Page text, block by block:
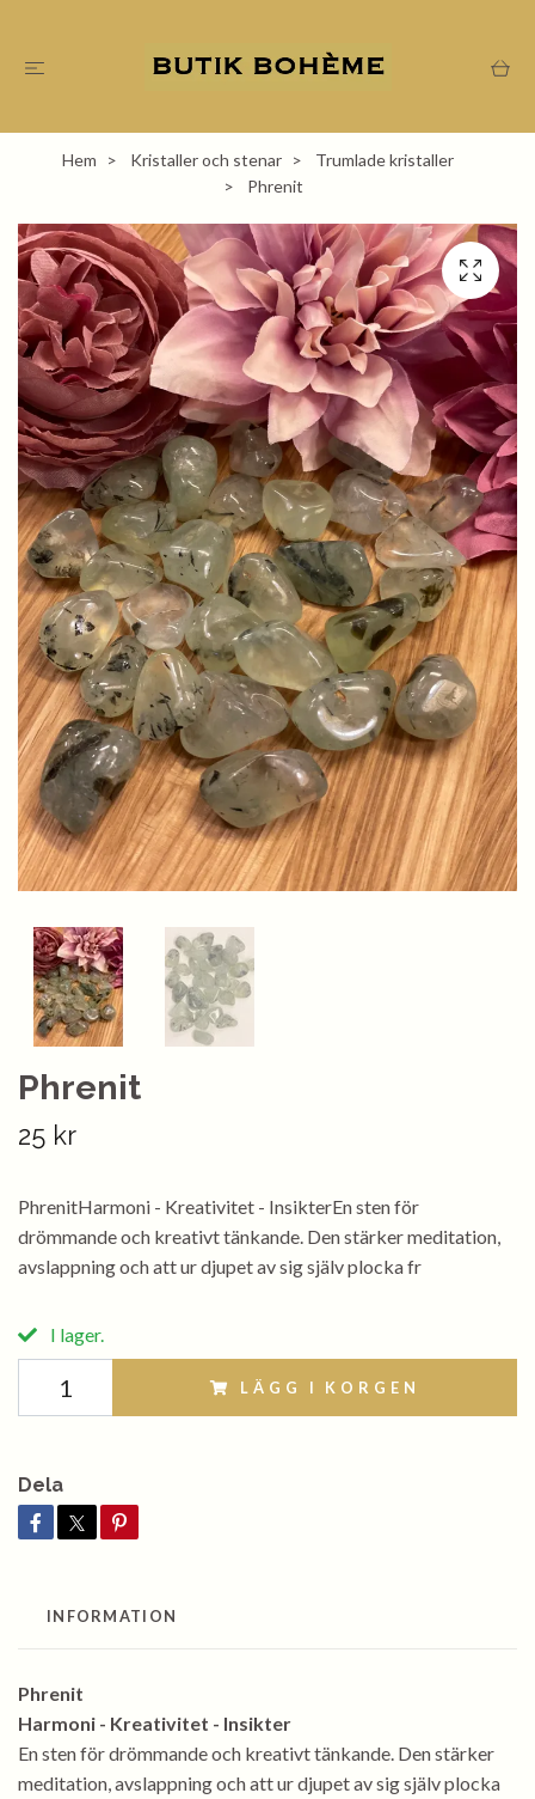
Hem Kristaller och stenar
Trumlade kristaller
Phrenit
Phrenit
25 kr
PhrenitHarmoni - Kreativitet - InsikterEn sten för
drömmande och kreativt tänkande. Den stärker meditation,
avslappning och att ur djupet av sig själv plocka fr
I lager.
LÄGG I KORGEN
Dela
INFORMATION
Phrenit
Harmoni - Kreativitet - Insikter
En sten för drömmande och kreativt tänkande. Den stärker
meditation, avslappning och att ur djupet av sig själv plocka